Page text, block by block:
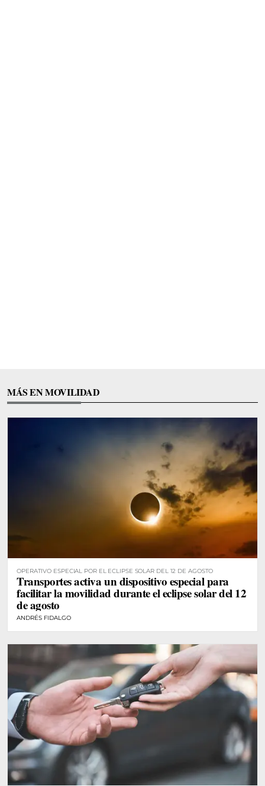
MÁS EN MOVILIDAD
OPERATIVO ESPECIAL POR EL ECLIPSE SOLAR DEL 12 DE AGOSTO
Transportes activa un dispositivo especial para
facilitar la movilidad durante el eclipse solar del 12
de agosto
ANDRÉS FIDALGO